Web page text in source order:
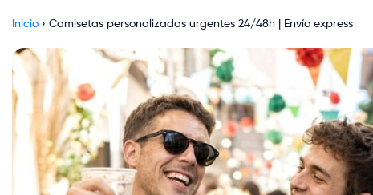
Inicio › Camisetas personalizadas urgentes 24/48h | Envío express